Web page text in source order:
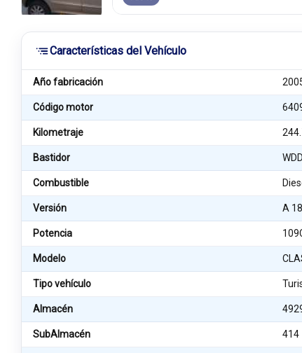
Características del Vehículo
Año fabricación
Código motor
Kilometraje
Bastidor
Combustible
Versión A
Potencia
Modelo
Tipo vehículo
Almacén
SubAlmacén 414